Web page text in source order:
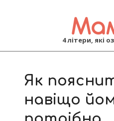
4 літери, які
Як
навіщо